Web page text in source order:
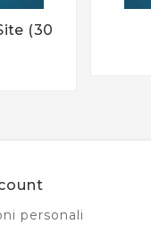
(30
personali